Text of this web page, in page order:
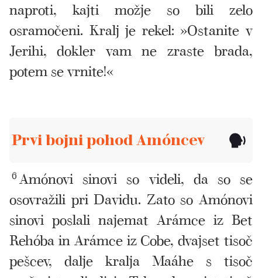
naproti, kajti možje so bili zelo
osramočeni. Kralj je rekel: »Ostanite v
Jerihi, dokler vam ne zraste brada,
potem se vrnite!«
Prvi bojni pohod Amóncev
6 Amónovi sinovi so videli, da so se
osovražili pri Davidu. Zato so Amónovi
sinovi poslali najemat Arámce iz Bet
Rehóba in Arámce iz Cobe, dvajset tisoč
pešcev, dalje kralja Maáhe s tisoč